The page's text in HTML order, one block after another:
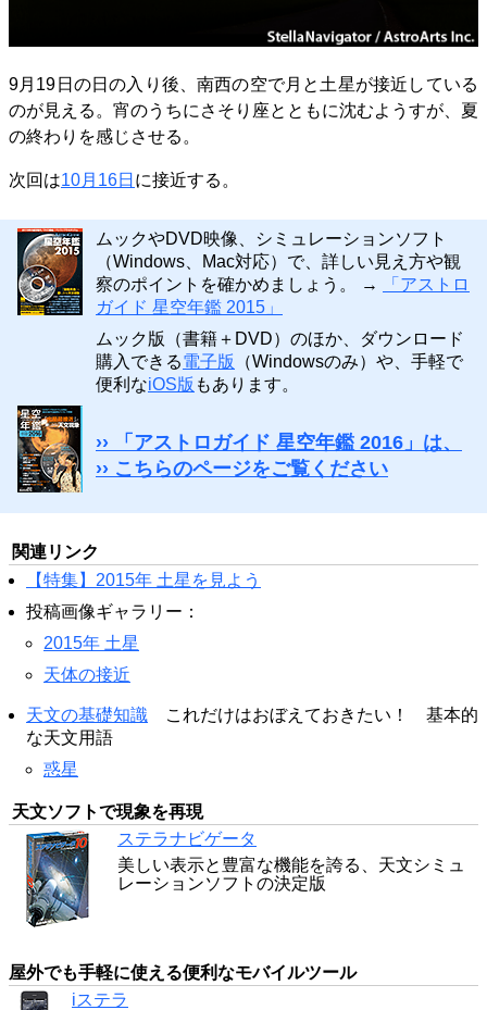
9月19日の日の入り後、南西の空で月と土星が接近している
のが見える。宵のうちにさそり座とともに沈むようすが、夏
の終わりを感じさせる。
次回は10月16日 に接近する。
ムックやDVD映像、シミュレーションソフト
（Windows、Mac対応）で、詳しい見え方や観
察のポイントを確かめましょう。 →
「アストロ
ガイド 星空年鑑 2015」
ムック版（書籍＋DVD）のほか、ダウンロード
購入できる電子版
（Windowsのみ）や、手軽で
便利なiOS版 もあります。
›› 「アストロガイド 星空年鑑 2016」は、
›› こちらのページをご覧ください
関連リンク
【特集】2015年 土星を見よう
投稿画像ギャラリー：
2015年 土星
天体の接近
天文の基礎知識 これだけはおぼえておきたい！ 基本的
な天文用語
惑星
天文ソフトで現象を再現
ステラナビゲータ
美しい表示と豊富な機能を誇る、天文シミュ
レーションソフトの決定版
屋外でも手軽に使える便利なモバイルツール
iステラ